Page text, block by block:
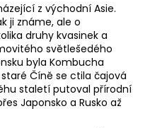
z východní Asie.
ji známe, ale o
druhy kvasinek a
světlešedého
byla Kombucha
Číně se ctila čajová
staletí putoval přírodní
Japonsko a Rusko až